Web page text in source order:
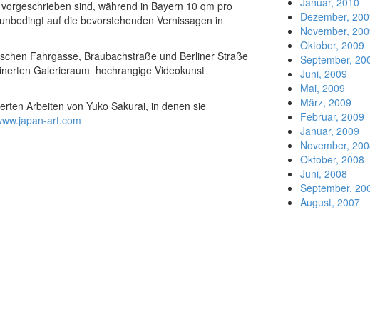
sind, während in Bayern 10 qm pro
auf die bevorstehenden Vernissagen in
Fahrgasse, Braubachstraße und Berliner Straße
Galerieraum hochrangige Videokunst
Arbeiten von Yuko Sakurai, in denen sie
art.com
Dezember,
November,
Oktober, 2009
September,
Juni, 2009
Mai, 2009
März, 2009
Februar, 2009
Januar, 2009
November,
Oktober, 2008
Juni, 2008
September,
August, 2007